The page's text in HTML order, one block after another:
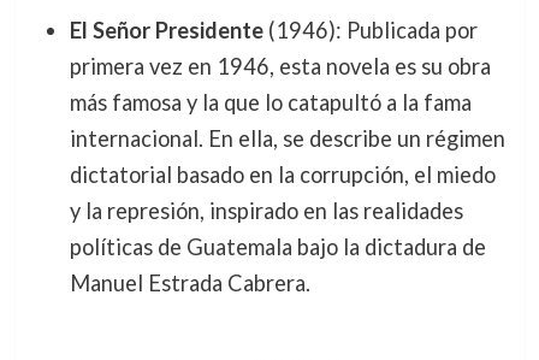
El Señor Presidente(1946): Publicada por
primera vez en 1946, esta novela es su obra
más famosa y la que lo catapultó a la fama
internacional. En ella, se describe un régimen
dictatorial basado en la corrupción, el miedo
y la represión, inspirado en las realidades
políticas de Guatemala bajo la dictadura de
Manuel Estrada Cabrera.